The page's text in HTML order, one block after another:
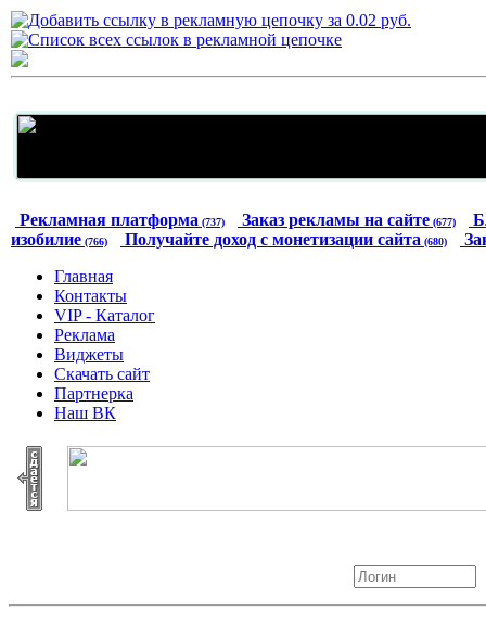
Рекламная платформа (737) Заказ рекламы на сайте (677)
изобилие (766) Получайте доход с монетизации сайта (680)
Главная
Контакты
VIP - Каталог
Реклама
Виджеты
Скачать сайт
Партнерка
Наш ВК